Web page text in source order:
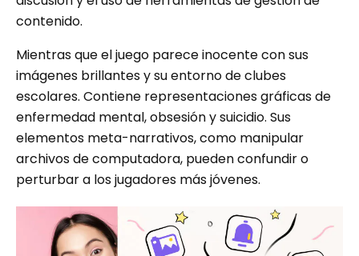
contenido.
Mientras que el juego parece inocente con sus
imágenes brillantes y su entorno de clubes
escolares. Contiene representaciones gráficas de
enfermedad mental, obsesión y suicidio. Sus
elementos meta-narrativos, como manipular
archivos de computadora, pueden confundir o
perturbar a los jugadores más jóvenes.